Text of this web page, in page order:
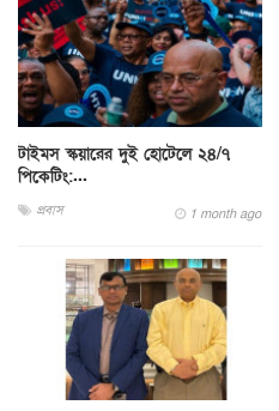
টাইমস স্কয়ারের দুই হোটেলে ২৪/৭
পিকেটিং:...
প্রবাস 1 month ago